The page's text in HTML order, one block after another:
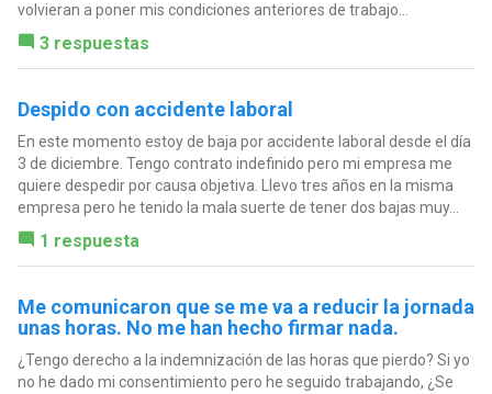
volvieran a poner mis condiciones anteriores de trabajo...
3 respuestas
Despido con accidente laboral
En este momento estoy de baja por accidente laboral desde el día
3 de diciembre. Tengo contrato indefinido pero mi empresa me
quiere despedir por causa objetiva. Llevo tres años en la misma
empresa pero he tenido la mala suerte de tener dos bajas muy...
1 respuesta
Me comunicaron que se me va a reducir la jornada
unas horas. No me han hecho firmar nada.
¿Tengo derecho a la indemnización de las horas que pierdo? Si yo
no he dado mi consentimiento pero he seguido trabajando, ¿Se